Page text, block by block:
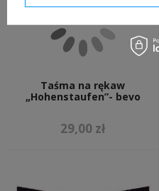
Taśma na rękaw
„Hohenstaufen”- bevo
29,00 zł